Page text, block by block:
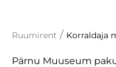
Ruumirent / Korraldaja
Pärnu Muuseum